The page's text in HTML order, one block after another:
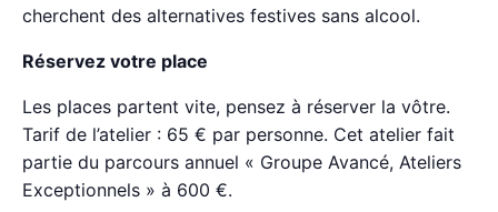
cherchent des alternatives festives sans alcool.
Réservez votre place
Les places partent vite, pensez à réserver la vôtre.
Tarif de l’atelier : 65 € par personne. Cet atelier fait
partie du parcours annuel « Groupe Avancé, Ateliers
Exceptionnels » à 600 €.